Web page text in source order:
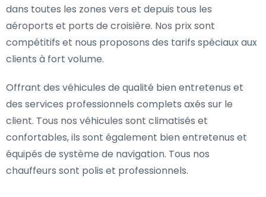
dans toutes les zones vers et depuis tous les
aéroports et ports de croisière. Nos prix sont
compétitifs et nous proposons des tarifs spéciaux aux
clients à fort volume.
Offrant des véhicules de qualité bien entretenus et
des services professionnels complets axés sur le
client. Tous nos véhicules sont climatisés et
confortables, ils sont également bien entretenus et
équipés de système de navigation. Tous nos
chauffeurs sont polis et professionnels.